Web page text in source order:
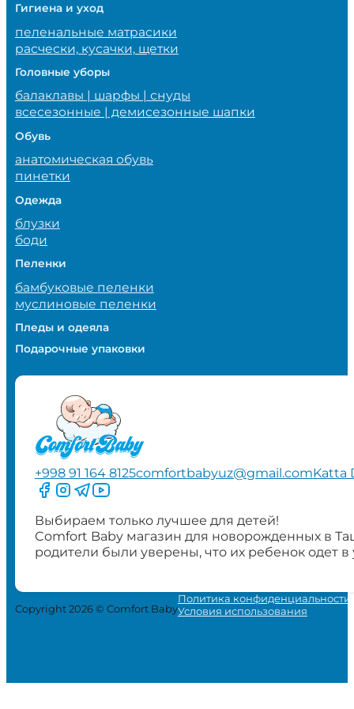
Гигиена и уход
пеленальные матрасики
расчески, кусачки, щетки
Головные уборы
балаклавы | шарфы | снуды
всесезонные | демисезонные шапки
Обувь
анатомическая обувь
пинетки
Одежда
блузки
боди
Пеленки
бамбуковые пеленки
муслиновые пеленки
Пледы и одеяла
Подарочные упаковки
+998 91 164 8125comfortbabyuz@gmail.comKatta
Следите за нами на Facebook
Следите за нами в Instagram
Следите за нами в Telegram
Следите за нами в YouTube
Выбираем только лучшее для детей!
Comfort Baby магазин для новорожденных в
родители были уверены, что их ребенок одет
Copyright 2026 © Comfort Baby
Политика конфиденциальности
Условия использования